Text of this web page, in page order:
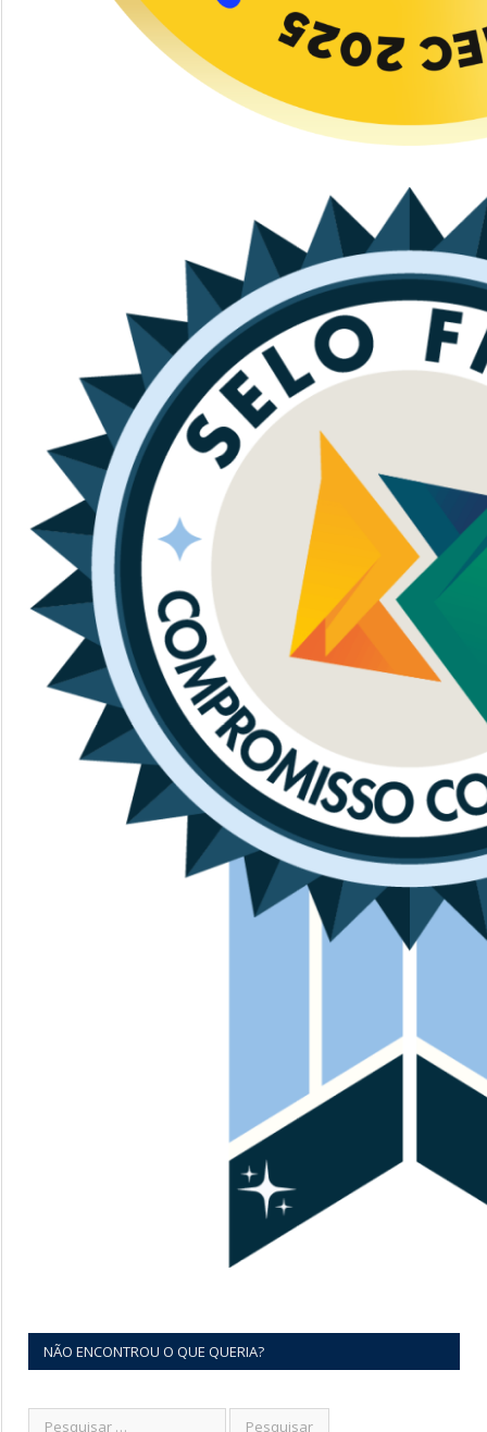
NÃO ENCONTROU O QUE QUERIA?